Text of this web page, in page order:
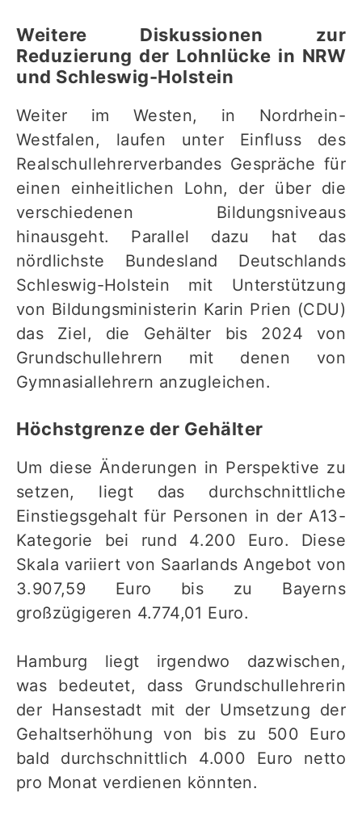
Weitere Diskussionen zur
Reduzierung der Lohnlücke in NRW
und Schleswig-Holstein
Weiter im Westen, in Nordrhein-
Westfalen, laufen unter Einfluss des
Realschullehrerverbandes Gespräche für
einen einheitlichen Lohn, der über die
verschiedenen Bildungsniveaus
hinausgeht. Parallel dazu hat das
nördlichste Bundesland Deutschlands
Schleswig-Holstein mit Unterstützung
von Bildungsministerin Karin Prien (CDU)
das Ziel, die Gehälter bis 2024 von
Grundschullehrern mit denen von
Gymnasiallehrern anzugleichen.
Höchstgrenze der Gehälter
Um diese Änderungen in Perspektive zu
setzen, liegt das durchschnittliche
Einstiegsgehalt für Personen in der A13-
Kategorie bei rund 4.200 Euro. Diese
Skala variiert von Saarlands Angebot von
3.907,59 Euro bis zu Bayerns
großzügigeren 4.774,01 Euro.
Hamburg liegt irgendwo dazwischen,
was bedeutet, dass Grundschullehrerin
der Hansestadt mit der Umsetzung der
Gehaltserhöhung von bis zu 500 Euro
bald durchschnittlich 4.000 Euro netto
pro Monat verdienen könnten.